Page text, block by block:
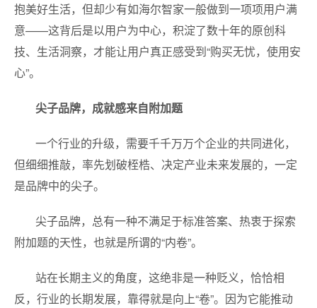
抱美好生活，但却少有如海尔智家一般做到一项项用户满
意——这背后是以用户为中心，积淀了数十年的原创科
技、生活洞察，才能让用户真正感受到“购买无忧，使用安
心”。
尖子品牌，成就感来自附加题
一个行业的升级，需要千千万万个企业的共同进化，
但细细推敲，率先划破桎梏、决定产业未来发展的，一定
是品牌中的尖子。
尖子品牌，总有一种不满足于标准答案、热衷于探索
附加题的天性，也就是所谓的“内卷”。
站在长期主义的角度，这绝非是一种贬义，恰恰相
反，行业的长期发展，靠得就是向上“卷”。因为它能推动